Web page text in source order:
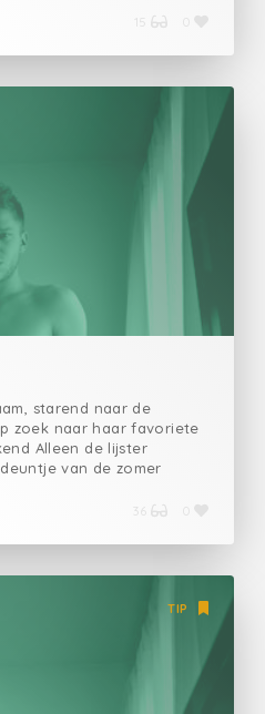
starend naar de
zoek naar haar favoriete
Alleen de lijster
van de zomer
overstemt Alles
36
TIP